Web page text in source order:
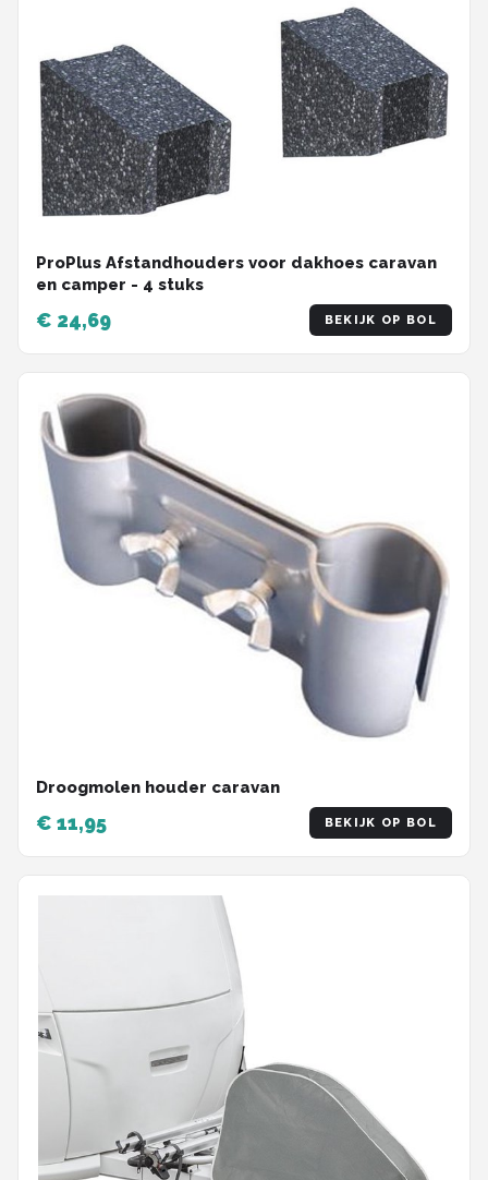
ProPlus Afstandhouders voor dakhoes caravan
en camper - 4 stuks
€ 24,69 BEKIJK OP BOL
Droogmolen houder caravan
€ 11,95 BEKIJK OP BOL